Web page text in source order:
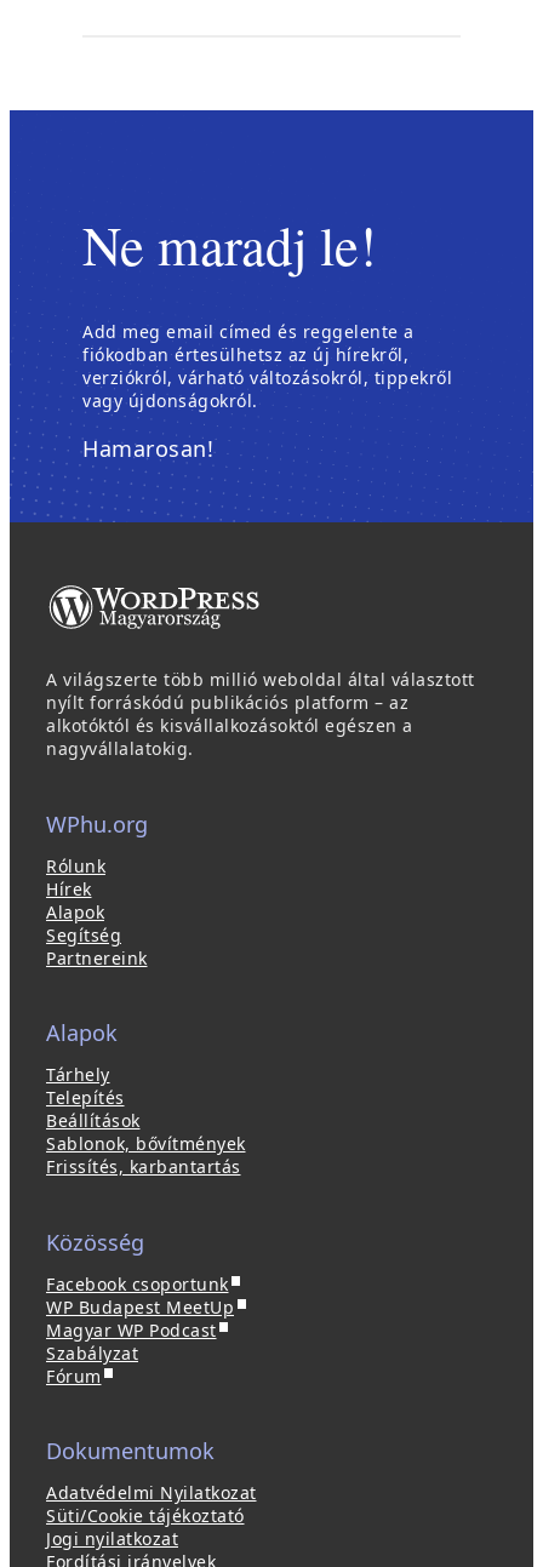
Ne maradj le!
Add meg email címed és reggelente a
fiókodban értesülhetsz az új hírekről,
verziókról, várható változásokról, tippekről
vagy újdonságokról.
Hamarosan!
A világszerte több millió weboldal által választott
nyílt forráskódú publikációs platform – az
alkotóktól és kisvállalkozásoktól egészen a
nagyvállalatokig.
WPhu.org
Rólunk
Hírek
Alapok
Segítség
Partnereink
Alapok
Tárhely
Telepítés
Beállítások
Sablonok, bővítmények
Frissítés, karbantartás
Közösség
Facebook csoportunk(
ú
j
a
n
WP Budapest MeetUp (
b
a
Magyar WP Podcast(
k
b
n
Szabályzat
Fórum (
a
b
l
a
k
b
Dokumentumok
Adatvédelmi Nyilatkozat
Süti/Cookie tájékoztató
Jogi nyilatkozat
Fordítási irányelvek